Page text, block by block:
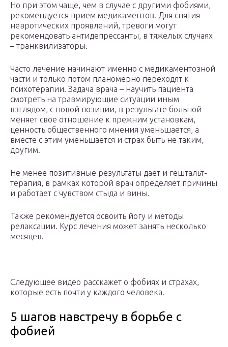
Но при этом чаще, чем в случае с другими фобиями,
рекомендуется прием медикаментов. Для снятия
невротических проявлений, тревоги могут
рекомендовать антидепрессанты, в тяжелых случаях
– транквилизаторы.
Часто лечение начинают именно с медикаментозной
части и только потом планомерно переходят к
психотерапии. Задача врача – научить пациента
смотреть на травмирующие ситуации иным
взглядом, с новой позиции, в результате больной
меняет свое отношение к прежним установкам,
ценность общественного мнения уменьшается, а
вместе с этим уменьшается и страх быть не таким,
другим.
Не менее позитивные результаты дает и гештальт-
терапия, в рамках которой врач определяет причины
и работает с чувством стыда и вины.
Также рекомендуется освоить йогу и методы
релаксации. Курс лечения может занять несколько
месяцев.
Следующее видео расскажет о фобиях и страхах,
которые есть почти у каждого человека.
5 шагов навстречу в борьбе с
фобией